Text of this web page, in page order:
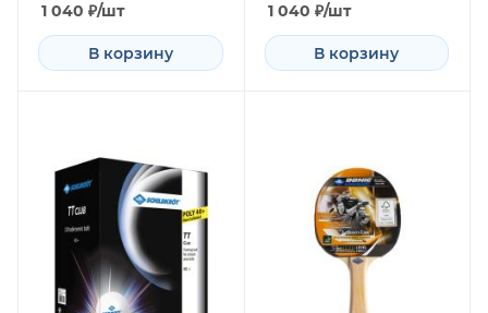
1 040 ₽/шт
В корзину
1 040 ₽/шт
В корзину